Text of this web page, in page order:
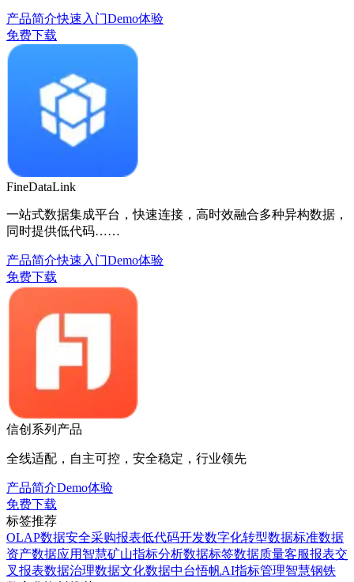
产品简介快速入门Demo体验
免费下载
FineDataLink
一站式数据集成平台，快速连接，高时效融合多种异构数据，
同时提供低代码……
产品简介快速入门Demo体验
免费下载
信创系列产品
全线适配，自主可控，安全稳定，行业领先
产品简介Demo体验
免费下载
标签推荐
OLAP数据安全采购报表低代码开发数字化转型数据标准数据
资产数据应用 智慧矿山指标分析数据标签数据质量客服报表交
叉报表数据治理数据文化数据中台悟帆AI指标管理智慧钢铁